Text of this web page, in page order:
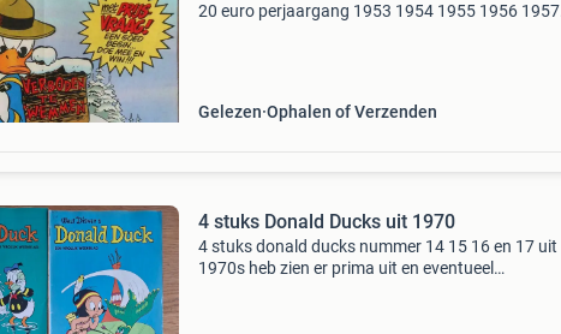
20 euro perjaargang 1953 1954 1955 1956 1957
Gelezen Ophalen of Verzenden
4 stuks Donald Ducks uit 1970
4 stuks donald ducks nummer 14 15 16 en 17 uit
1970s heb zien er prima uit en eventueel